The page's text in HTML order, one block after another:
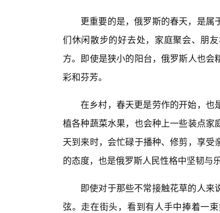
更重要的是，俄罗斯的春天，是
们休闲散步的好去处，家庭聚会、朋
方。即使是狭小的阳台，俄罗斯人也
彩和芬芳。
在乡村，春天更是劳作的开始，也
植各种蔬菜水果，也会种上一些装点
天到来时，会忙碌于播种、修剪，享
的态度，也是俄罗斯人民性格中坚韧与
即使对于那些不常接触花草的人
弦。走在街头，看到有人手中捧着一